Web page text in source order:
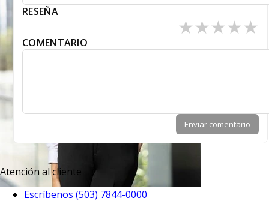
RESEÑA
★
★
★
★
★
COMENTARIO
Enviar comentario
Atención al cliente
Escríbenos (503) 7844-0000